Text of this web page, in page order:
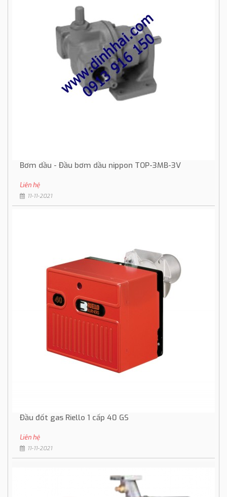
Bơm dầu - Đầu bơm dầu nippon TOP-3MB-3V
Liên hệ
11-11-2021
Đầu đốt gas Riello 1 cấp 40 GS
Liên hệ
11-11-2021